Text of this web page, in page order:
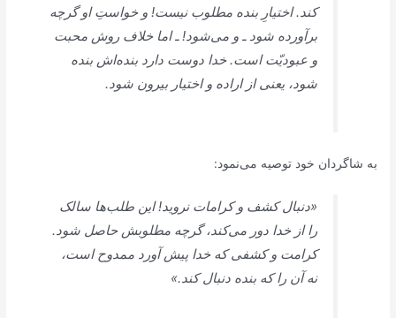
کند. اختیارِ بنده مطلوب نیست! و خواستِ او گرچه
برآورده شود ـ و می‌شود! ـ اما خلاف روش محبت
و عبودیّت است. خدا دوست دارد بنده‌اش بنده
شود، یعنی از اراده و اختیار بیرون شود.
به شاگردان خود توصیه می‌نمود:
«دنبال کشف و کرامات نروید! این طلب‌ها سالک
را از خدا دور می‌کند، گرچه مطلوبش حاصل شود.
کرامت و کشفی که خدا پیش آورد ممدوح است،
نه آن را که بنده دنبال کند.»